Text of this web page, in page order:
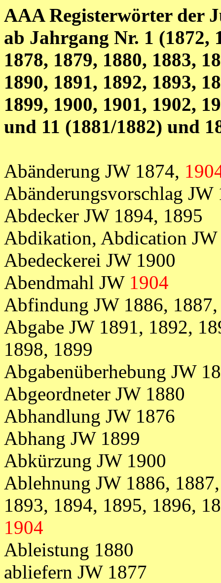
AAA Registerwörter der
ab Jahrgang Nr. 1 (1872,
1878, 1879, 1880, 1883,
1890, 1891, 1892, 1893,
1899, 1900, 1901, 1902,
und 11 (1881/1882) und
Abänderung JW 1874,
Abänderungsvorschlag JW
Abdecker JW 1894, 1895
Abdikation, Abdication JW
Abedeckerei JW 1900
Abendmahl JW 1904
Abfindung JW 1886,
Abgabe JW 1891, 1892,
1898, 1899
Abgabenüberhebung JW
Abgeordneter JW 1880
Abhandlung JW 1876
Abhang JW 1899
Abkürzung JW 1900
Ablehnung JW 1886,
1893, 1894, 1895, 1896,
1904
Ableistung 1880
abliefern JW 1877